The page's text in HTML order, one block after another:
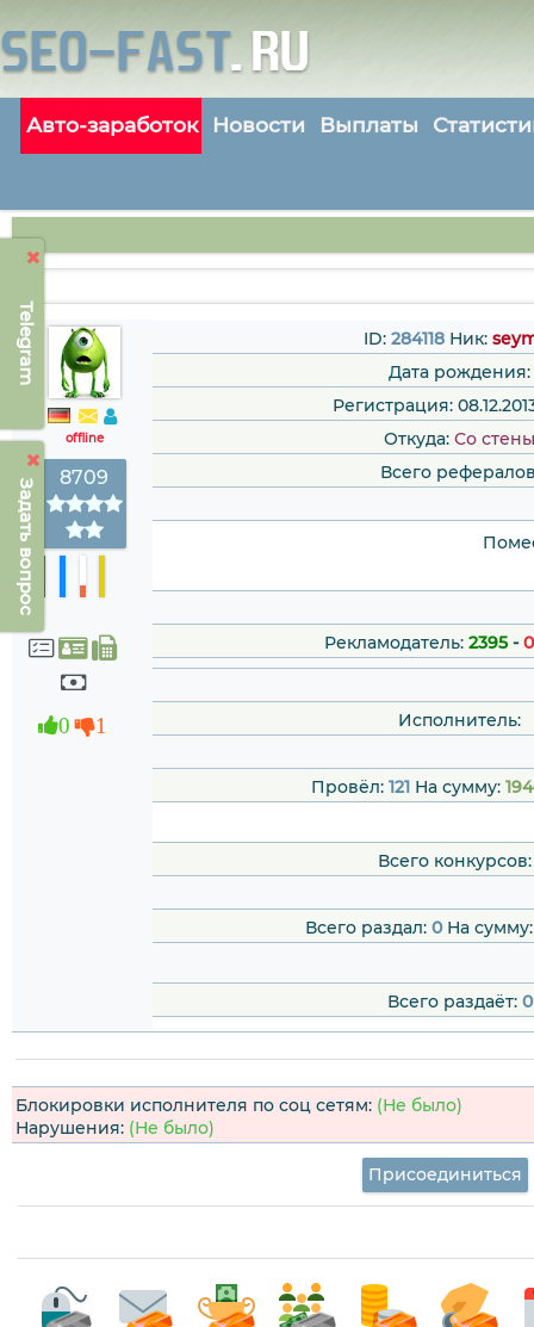
Telegram
Задать вопрос
Авто-заработок Новости Выплаты
offline
8709
0 1
ID: 284118Ник:
Дата рождения:
Регистрация:
Откуда: Со стены
Всего
Рекламодатель: 2395 -0
Исполнитель:
Провёл: 121 На сумму:
Всего
Всего раздал: 0На
Всего раздаёт: 0
Блокировки исполнителя по соц сетям: (Не было)
Нарушения: (Не было)
Присоединиться